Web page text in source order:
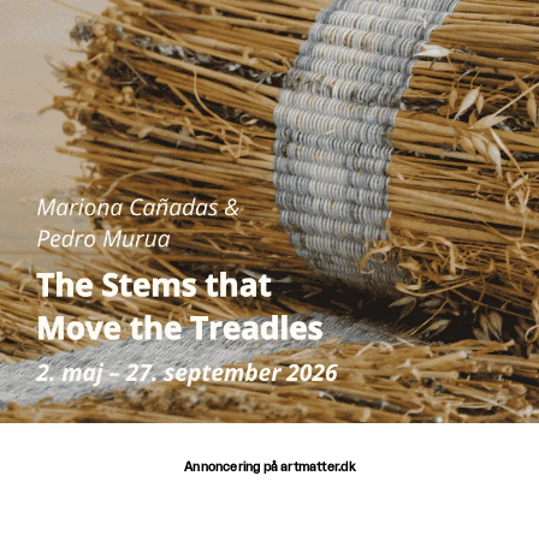
Annoncering på artmatter.dk